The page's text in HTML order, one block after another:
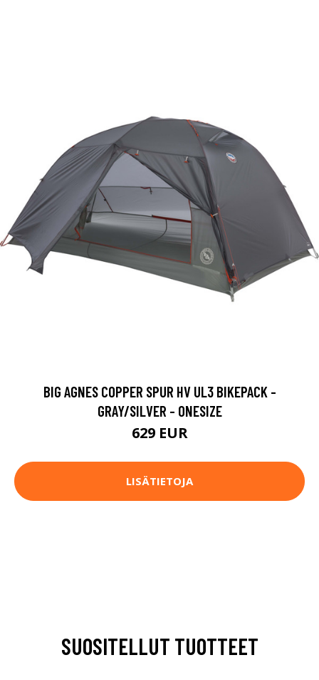
BIG AGNES COPPER SPUR HV UL3 BIKEPACK -
GRAY/SILVER - ONESIZE
629 EUR
LISÄTIETOJA
SUOSITELLUT TUOTTEET